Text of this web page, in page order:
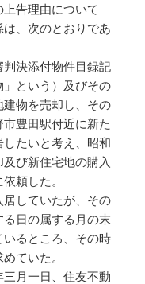
上告理由について
、次のとおりであ
決添付物件目録記
という）及びその
物を売却し、その
豊田駅付近に新た
たいと考え、昭和
び新住宅地の購入
頼した。
していたが、その
日の属する月の末
るところ、その時
ていた。
月一日、住友不動